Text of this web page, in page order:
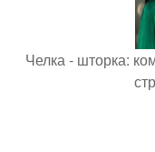
Челка - шторка: